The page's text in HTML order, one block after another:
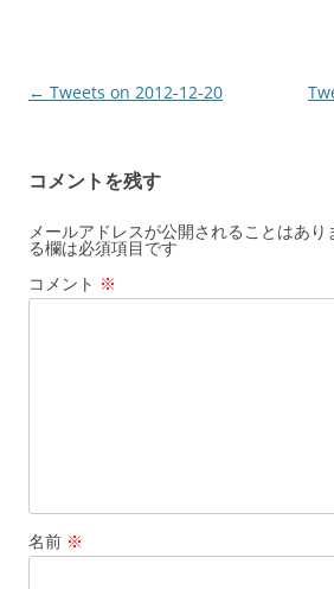
投
ビ
ゲ
ー
シ
← Tweets on 2012-12-20
コメントを残す
メールアドレスが公開されることはあり
る欄は必須項目です
コメント ※
名前 ※